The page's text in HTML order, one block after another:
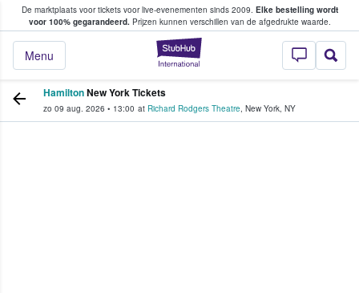
De marktplaats voor tickets voor live-evenementen sinds 2009. Elke bestelling wordt
voor 100% gegarandeerd.Prijzen kunnen verschillen van de afgedrukte waarde.
StubHub: waar
Menu
tickets kopen en verkopen
HamiltonNew York Tickets
zo 09 aug. 2026 • 13:00 at Richard Rodgers Theatre, New York, NY